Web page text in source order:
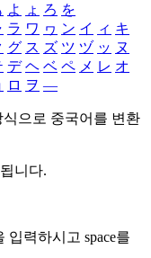
よ ょ ろ を
ラ ワ ヮ ン イ ィ キ
グ ス ズ ツ ヅ ッ ヌ
デ ヘ ベ ペ メ レ オ
ロ ヲ ―
으로 중국어를 변환
니다.
입력하시고 space를